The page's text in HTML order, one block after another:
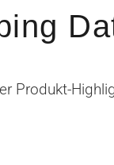
Produkt-